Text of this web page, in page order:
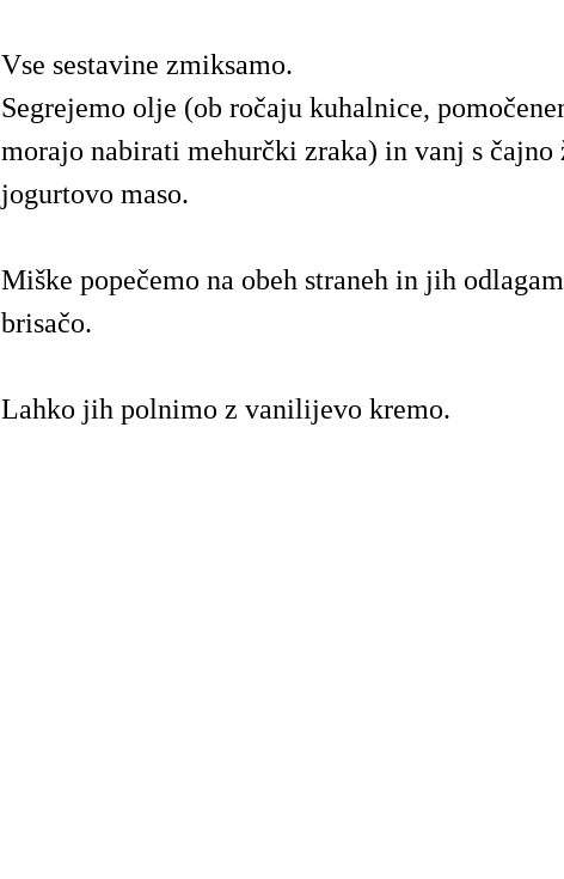
Vse sestavine zmiksamo.
Segrejemo olje (ob ročaju kuhalnice,
morajo nabirati mehurčki zraka) in vanj s
jogurtovo maso.
Miške popečemo na obeh straneh in jih
brisačo.
Lahko jih polnimo z vanilijevo kremo.